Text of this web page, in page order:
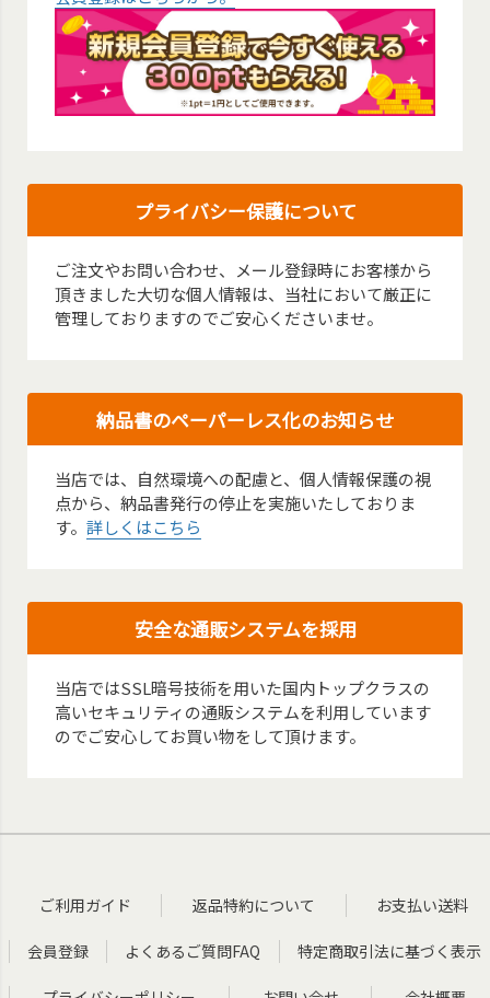
プライバシー保護について
ご注文やお問い合わせ、メール登録時にお客様から
頂きました大切な個人情報は、当社において厳正に
管理しておりますのでご安心くださいませ。
納品書のペーパーレス化のお知らせ
当店では、自然環境への配慮と、個人情報保護の視
点から、納品書発行の停止を実施いたしておりま
す。詳しくはこちら
安全な通販システムを採用
当店ではSSL暗号技術を用いた国内トップクラスの
高いセキュリティの通販システムを利用しています
のでご安心してお買い物をして頂けます。
ご利用ガイド 返品特約について お支払い送料
会員登録 よくあるご質問FAQ 特定商取引法に基づく表示